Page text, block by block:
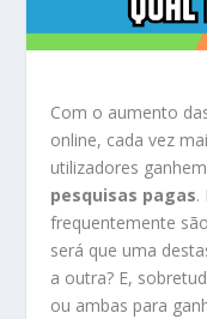
Com o aumento
online, cada vez
utilizadores
pesquisas pagas.
frequentemente são
será que uma
a outra? E,
ou ambas para